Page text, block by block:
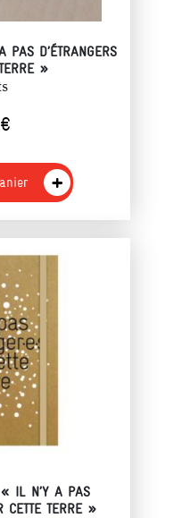
D’ÉTRANGERS
»
€
« IL N’Y A PAS
CETTE TERRE »